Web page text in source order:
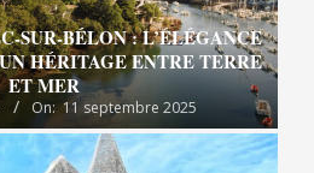
SUR-BÉLON : L’ÉLÉGANCE
HÉRITAGE ENTRE TERRE
ET MER
On: 11 septembre 2025